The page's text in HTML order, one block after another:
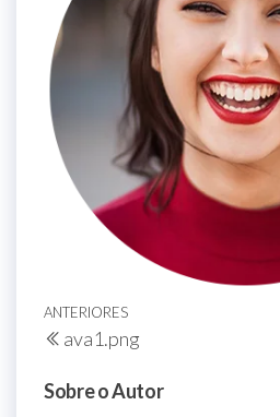
Navegação
de
Post
Post
anterior
ANTERIORES
ava1.png
Sobre o Autor